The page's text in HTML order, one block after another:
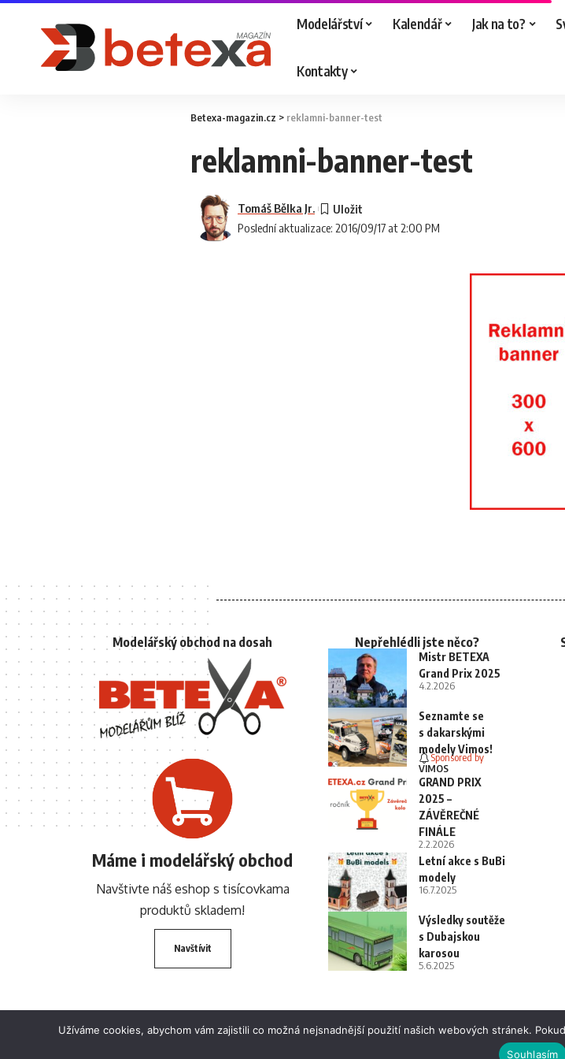
Modelářství Kalendář Jak na to?
Kontakty
Betexa-magazin.cz > reklamni-banner-test
reklamni-banner-test
Poslední aktualizace: 2016/09/17 at 2:00 PM
Tomáš Bělka Jr.
Modelářský obchod na dosah
Máme i modelářský obchod
Navštivte náš eshop s tisícovkama
produktů skladem!
Navštívit
Nepřehlédli jste něco?
Mistr BETEXA
Grand Prix 2025
4.2.2026
Seznamte se
s dakarskými
modely Vimos!
Sponsored by
VIMOS
GRAND PRIX
2025 –
ZÁVĚREČNÉ
FINÁLE
2.2.2026
Letní akce s BuBi
modely
16.7.2025
Výsledky soutěže
s Dubajskou
karosou
5.6.2025
Užíváme cookies, abychom vám zajistili co možná nejsnadnější použití našich webových stránek.
Souhlasím